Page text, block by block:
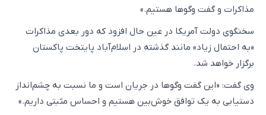
مذاکرات و گفت وگوها هستیم.»
سخنگوی دولت آمریکا در عین حال افزود که دور بعدی مذاکرات
«به احتمال زیاد» مانند گذشته در اسلام‌آباد پایتخت پاکستان
برگزار خواهد شد.
وی گفت: «این گفت وگوها در جریان است و ما نسبت به چشم‌انداز
دستیابی به یک توافق خوش‌بین هستیم و احساس مثبتی داریم.»